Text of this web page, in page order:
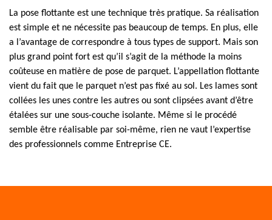
La pose flottante est une technique très pratique. Sa réalisation
est simple et ne nécessite pas beaucoup de temps. En plus, elle
a l’avantage de correspondre à tous types de support. Mais son
plus grand point fort est qu’il s’agit de la méthode la moins
coûteuse en matière de pose de parquet. L’appellation flottante
vient du fait que le parquet n’est pas fixé au sol. Les lames sont
collées les unes contre les autres ou sont clipsées avant d’être
étalées sur une sous-couche isolante. Même si le procédé
semble être réalisable par soi-même, rien ne vaut l’expertise
des professionnels comme Entreprise CE.